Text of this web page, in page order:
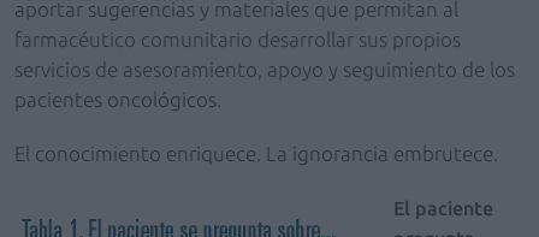
aportar sugerencias y materiales que permitan al
farmacéutico comunitario desarrollar sus propios
servicios de asesoramiento, apoyo y seguimiento de los
pacientes oncológicos.
El conocimiento enriquece. La ignorancia embrutece.
El paciente